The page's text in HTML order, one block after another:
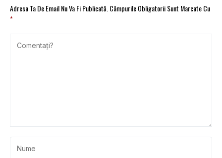
Adresa Ta De Email Nu Va Fi Publicată. Câmpurile Obligatorii Sunt Marcate Cu
*